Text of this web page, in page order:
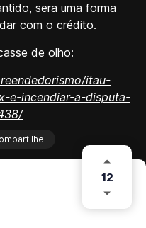
sera uma forma
com o crédito.
de olho:
itau-
e-incendiar-a-disputa-
12